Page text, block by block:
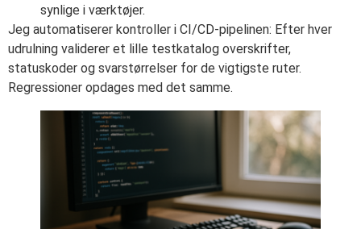
synlige i værktøjer.
Jeg automatiserer kontroller i CI/CD-pipelinen: Efter hver
udrulning validerer et lille testkatalog overskrifter,
statuskoder og svarstørrelser for de vigtigste ruter.
Regressioner opdages med det samme.